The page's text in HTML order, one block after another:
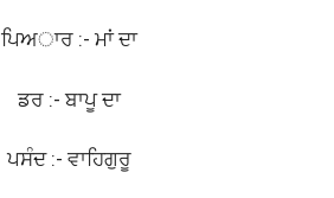
ਪਿਅਾਰ :- ਮਾਂ ਦਾ
ਡਰ :- ਬਾਪੂ ਦਾ
ਪਸੰਦ :- ਵਾਹਿਗੁਰੂ